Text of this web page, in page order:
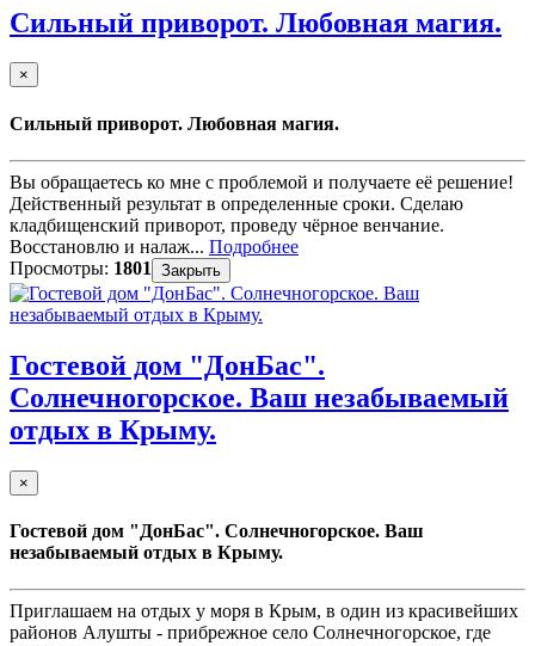
Сильный приворот. Любовная магия.
×
Сильный приворот. Любовная магия.
Вы обращаетесь ко мне с проблемой и получаете её решение!
Действенный результат в определенные сроки. Сделаю
кладбищенский приворот, проведу чёрное венчание.
Восстановлю и налаж... Подробнее
Просмотры: 1801 Закрыть
Гостевой дом "ДонБас".
Солнечногорское. Ваш незабываемый
отдых в Крыму.
×
Гостевой дом "ДонБас". Солнечногорское. Ваш
незабываемый отдых в Крыму.
Приглашаем на отдых у моря в Крым, в один из красивейших
районов Алушты - прибрежное село Солнечногорское, где